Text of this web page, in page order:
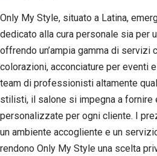
Only My Style, situato a Latina,
dedicato alla cura personale sia per
offrendo un’ampia gamma di servizi
colorazioni, acconciature per eventi
team di professionisti altamente
stilisti, il salone si impegna a
personalizzate per ogni cliente. I
un ambiente accogliente e un
rendono Only My Style una scelta